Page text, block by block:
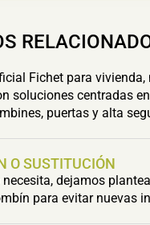
Fichet para vivienda,
soluciones centradas
puertas y alta
O SUSTITUCIÓN
dejamos
para evitar nuevas